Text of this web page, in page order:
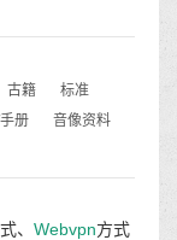
古籍
标准
册
音像资料
、 Webvpn方式